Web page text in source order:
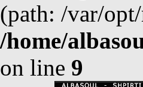
(path: /var/
/home/
on line 9